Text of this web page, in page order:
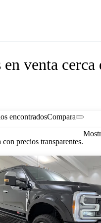
venta cerca
encontradosCompara
con precios transparentes.